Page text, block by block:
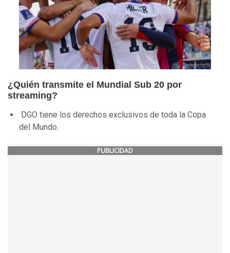
¿Quién transmite el Mundial Sub 20 por
streaming?
DGO tiene los derechos exclusivos de toda la Copa
del Mundo.
PUBLICIDAD